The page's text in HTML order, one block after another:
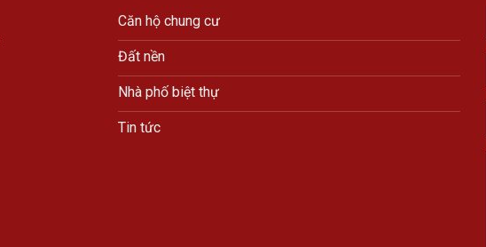
Căn hộ chung cư
Đất nền
Nhà phố biệt thự
Tin tức